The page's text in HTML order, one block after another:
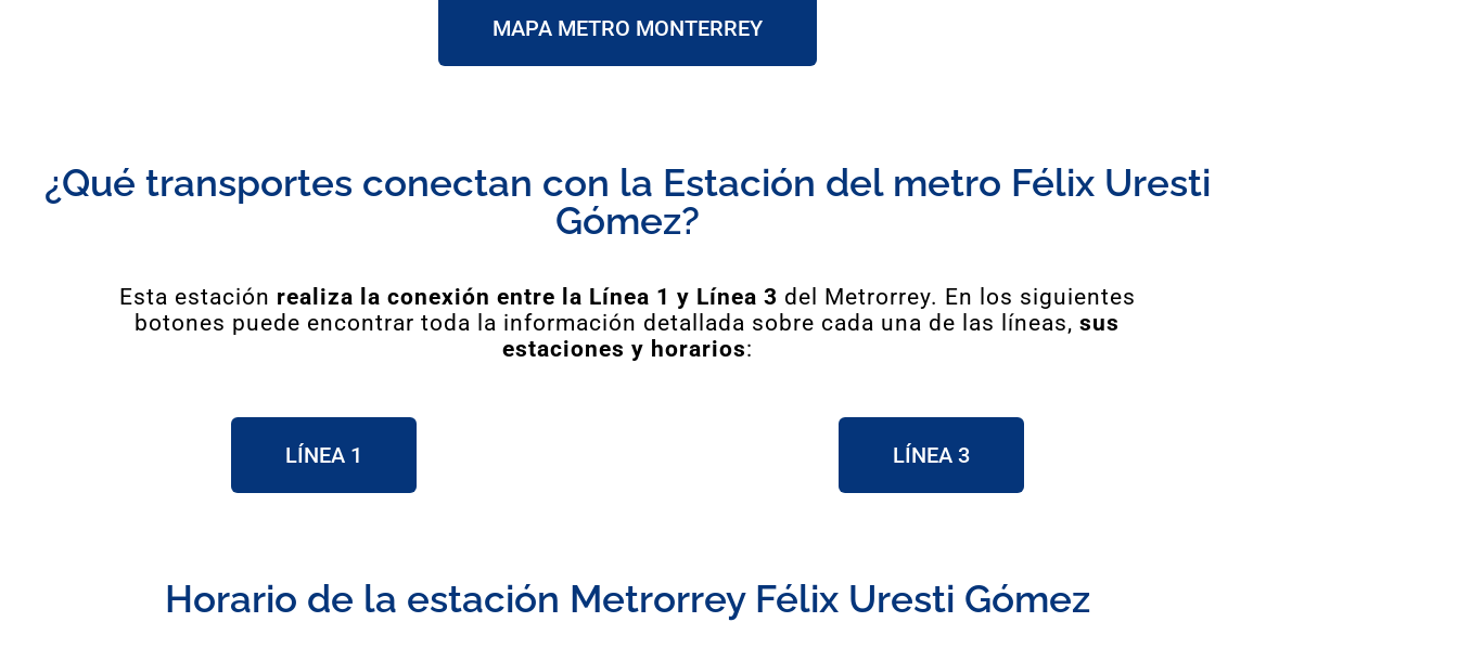
MAPA METRO MONTERREY
¿Qué transportes conectan con la Estación del metro Félix Uresti
Gómez?
Esta estación realiza la conexión entre la Línea 1 y Línea 3 del Metrorrey. En los siguientes
botones puede encontrar toda la información detallada sobre cada una de las líneas, sus
estaciones y horarios:
LÍNEA 1 LÍNEA 3
Horario de la estación Metrorrey Félix Uresti Gómez